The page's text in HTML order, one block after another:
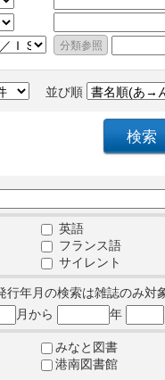
並び順
英語
フランス語
サイレント
行年月の検索は雑誌のみ対
月から 年
みなと図書
港南図書館